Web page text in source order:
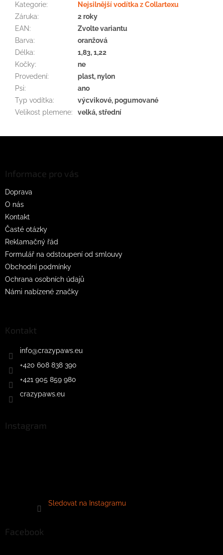
Kategorie:
Nejsilnější vodítka z Collartexu
Záruka:
2 roky
EAN:
Zvolte variantu
Barva:
oranžová
Délka:
1,83, 1,22
Kočky:
ne
Provedení:
plast, nylon
Psi:
ano
Typ vodítka:
výcvikové, pogumované
Velikost plemene: velká, střední
Informace pro vás
Doprava
O nás
Kontakt
Časté otázky
Reklamačný řád
Formulář na odstoupení od smlouvy
Obchodní podmínky
Ochrana osobních údajů
Námi nabízené značky
Kontakt
info@crazypaws.eu
+420 608 838 390
+421 905 859 980
crazypaws.eu
Instagram
Sledovat na Instagramu
Facebook